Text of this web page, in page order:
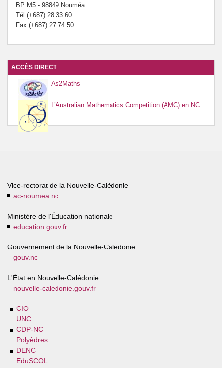
BP M5 - 98849 Nouméa
Tél (+687) 28 33 60
Fax (+687) 27 74 50
ACCÈS DIRECT
As2Maths
L’Australian Mathematics Competition (AMC) en NC
Vice-rectorat de la Nouvelle-Calédonie
ac-noumea.nc
Ministère de l'Éducation nationale
education.gouv.fr
Gouvernement de la Nouvelle-Calédonie
gouv.nc
L'État en Nouvelle-Calédonie
nouvelle-caledonie.gouv.fr
CIO
UNC
CDP-NC
Polyèdres
DENC
EduSCOL